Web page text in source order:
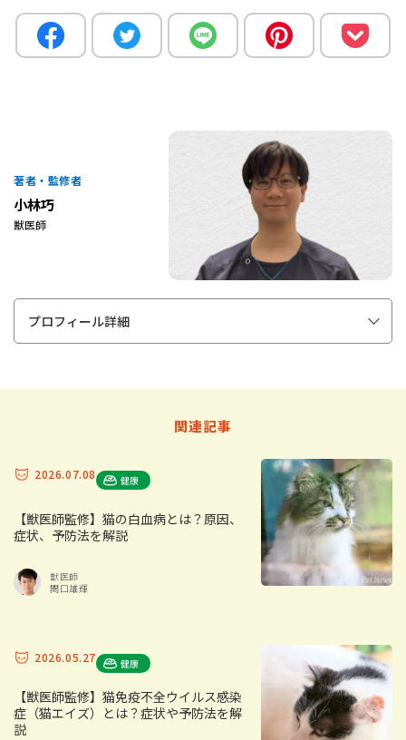
著者・監修者
小林巧
獣医師
プロフィール詳細
関連記事
2026.07.08 健康
【獣医師監修】猫の白血病とは？原因、
症状、予防法を解説
獣医師
関口雄輝
2026.05.27 健康
【獣医師監修】猫免疫不全ウイルス感染
症（猫エイズ）とは？症状や予防法を解
説